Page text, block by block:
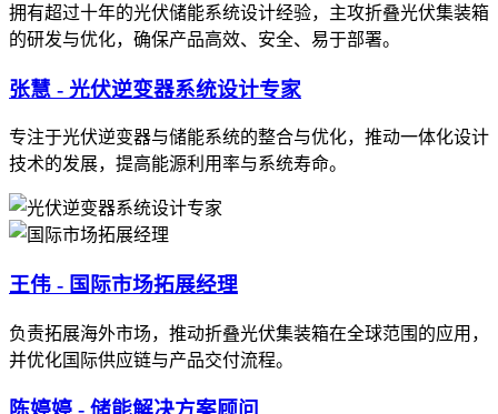
拥有超过十年的光伏储能系统设计经验，主攻折叠光伏集装箱
的研发与优化，确保产品高效、安全、易于部署。
张慧 - 光伏逆变器系统设计专家
专注于光伏逆变器与储能系统的整合与优化，推动一体化设计
技术的发展，提高能源利用率与系统寿命。
王伟 - 国际市场拓展经理
负责拓展海外市场，推动折叠光伏集装箱在全球范围的应用，
并优化国际供应链与产品交付流程。